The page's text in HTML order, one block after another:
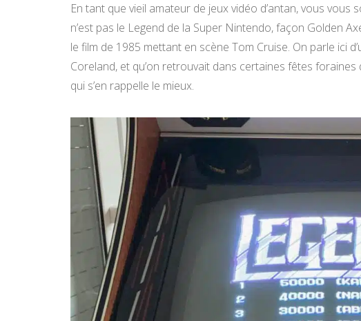
En tant que vieil amateur de jeux vidéo d’antan, vous
n’est pas le Legend de la Super Nintendo, façon Golden
le film de 1985 mettant en scène Tom Cruise. On parle ici
Coreland, et qu’on retrouvait dans certaines fêtes
qui s’en rappelle le mieux.